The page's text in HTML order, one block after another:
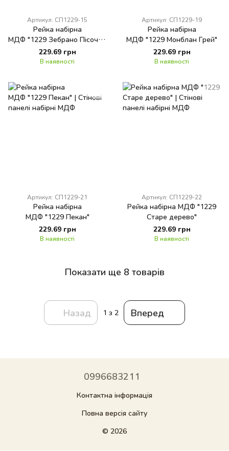
Артикул: СП1229-15
Рейка набірна
МДФ "1229 Зебрано Пісочни
й"
229.69 грн
В наявності
Артикул: СП1229-19
Рейка набірна
МДФ "1229 Монблан Грей"
229.69 грн
В наявності
Артикул: СП1229-21
Рейка набірна
МДФ "1229 Пекан"
229.69 грн
В наявності
Артикул: СП1229-22
Рейка набірна МДФ "1229
Старе дерево"
229.69 грн
В наявності
Показати ще 8 товарів
Назад 1 з 2 Вперед
0996683211
Контактна інформація
Повна версія сайту
© 2026